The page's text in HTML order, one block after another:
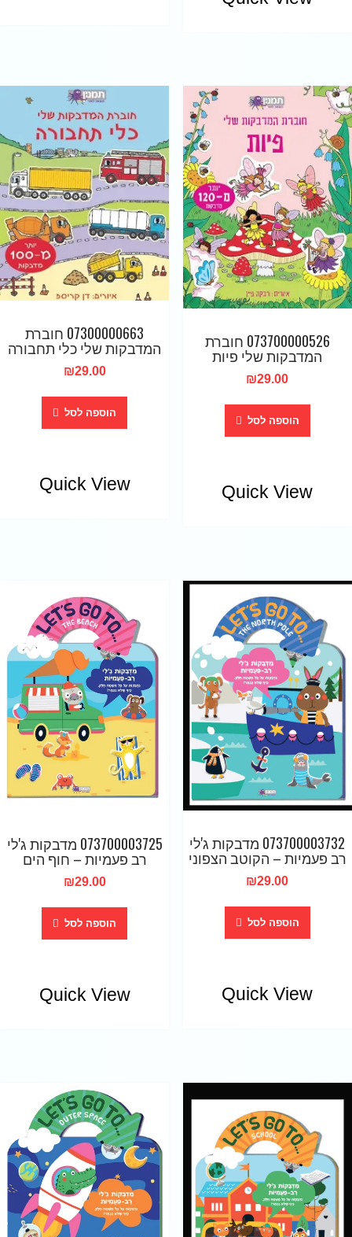
073700000526 חוברת
המדבקות שלי פיות
₪29.00
הוספה לסל
Quick View
07300000663 חוברת
המדבקות שלי כלי תחבורה
₪29.00
הוספה לסל
Quick View
073700003732 מדבקות ג'לי
רב פעמיות – הקוטב הצפוני
₪29.00
הוספה לסל
Quick View
073700003725 מדבקות ג'לי
רב פעמיות – חוף הים
₪29.00
הוספה לסל
Quick View